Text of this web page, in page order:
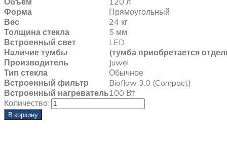
Форма
Прямоугольный
Вес
24 кг
Толщина стекла
5 мм
Встроенный свет
LED
Наличие тумбы
(тумба приобретается
Производитель
Juwel
Тип стекла
Обычное
Встроенный фильтр
Bioflow 3.0 (Compact)
Встроенный нагреватель100 Вт
Количество:
В корзину